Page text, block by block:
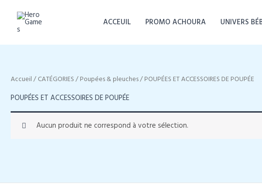
contenu
ACCEUIL PROMO ACHOURA UNIVERS
Accueil/CATÉGORIES/Poupées & pleuches/ POUPÉES ET ACCESSOIRES DE POUPÉE
POUPÉES ET ACCESSOIRES DE POUPÉE
Aucun produit ne correspond à votre sélection.